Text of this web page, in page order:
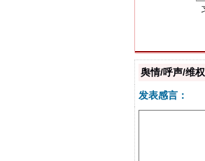
舆情/呼声/维权
发表感言：